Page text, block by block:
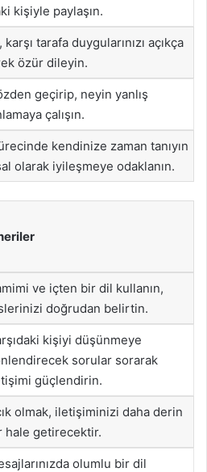
kişiyle paylaşın.
tarafa duygularınızı açıkça
özür dileyin.
geçirip, neyin yanlış
çalışın.
kendinize zaman tanıyın
olarak iyileşmeye odaklanın.
ve içten bir dil kullanın,
doğrudan belirtin.
kişiyi düşünmeye
sorular sorarak
güçlendirin.
olmak, iletişiminizi daha derin
hale getirecektir.
olumlu bir dil